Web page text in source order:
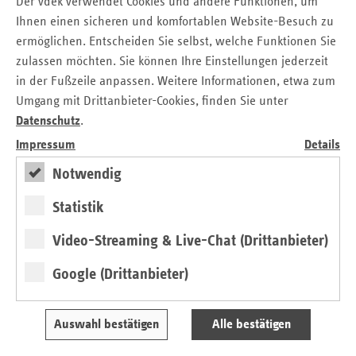
Ihnen einen sicheren und komfortablen Website-Besuch zu
ermöglichen. Entscheiden Sie selbst, welche Funktionen Sie
zulassen möchten. Sie können Ihre Einstellungen jederzeit
in der Fußzeile anpassen. Weitere Informationen, etwa zum
Umgang mit Drittanbieter-Cookies, finden Sie unter
Datenschutz.
Impressum
Details
Notwendig
Statistik
Video-Streaming & Live-Chat (Drittanbieter)
Google (Drittanbieter)
Auswahl bestätigen Alle bestätigen
Bundeslands bestimmt wird. Er dient der Berechnung
beispielsweise für einen Kaiserschnitt oder eine
Herzoperation den Krankenkassen in Rechnung gestellt
wird. Der überwiegende Teil der Klinikleistungen wird nach
diesem System bezahlt. Die Krankenhäuser in der
Hansestadt versorgten den aktuellsten Zahlen zufolge 2018
weit über 500.000 Patientinnen und Patienten.
Gemeinsame Pressemitteilung
Kontakt